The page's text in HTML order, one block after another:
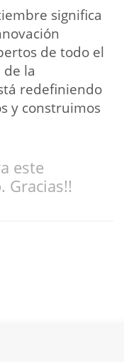
significa
de todo el
la
redefiniendo
y construimos
este
Gracias!!